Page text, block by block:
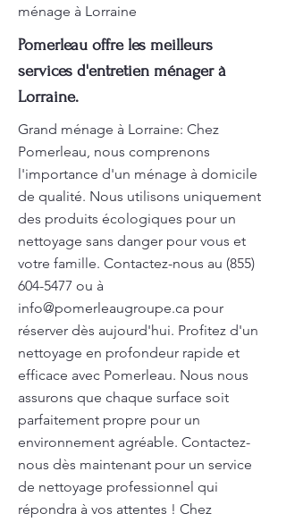
ménage à Lorraine
Pomerleau offre les meilleurs
services d'entretien ménager à
Lorraine.
Grand ménage à Lorraine: Chez
Pomerleau, nous comprenons
l'importance d'un ménage à domicile
de qualité. Nous utilisons uniquement
des produits écologiques pour un
nettoyage sans danger pour vous et
votre famille. Contactez-nous au (855)
604-5477 ou à
info@pomerleaugroupe.ca pour
réserver dès aujourd'hui. Profitez d'un
nettoyage en profondeur rapide et
efficace avec Pomerleau. Nous nous
assurons que chaque surface soit
parfaitement propre pour un
environnement agréable. Contactez-
nous dès maintenant pour un service
de nettoyage professionnel qui
répondra à vos attentes ! Chez